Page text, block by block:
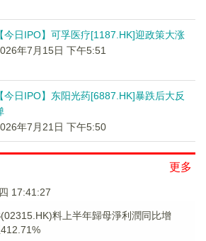
【今日IPO】可孚医疗[1187.HK]迎政策大涨
年7月15日 下午5:51
【今日IPO】东阳光药[6887.HK]暴跌后大反
年7月21日 下午5:50
更多
17:41:28
料上半年歸母淨利潤同比增